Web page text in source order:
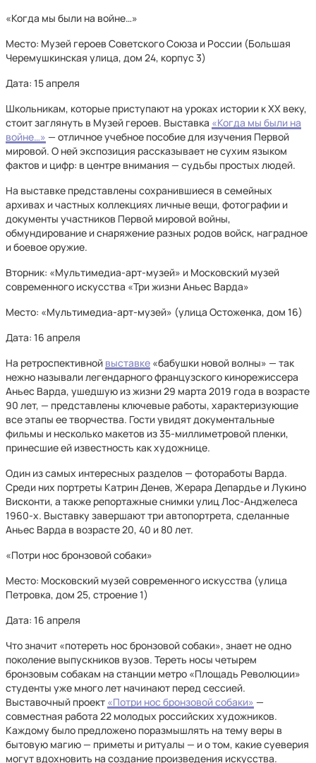
«Когда мы были на войне…»
Место: Музей героев Советского Союза и России (Большая
Черемушкинская улица, дом 24, корпус 3)
Дата: 15 апреля
Школьникам, которые приступают на уроках истории к ХХ веку,
стоит заглянуть в Музей героев. Выставка «Когда мы были на
войне…» — отличное учебное пособие для изучения Первой
мировой. О ней экспозиция рассказывает не сухим языком
фактов и цифр: в центре внимания — судьбы простых людей.
На выставке представлены сохранившиеся в семейных
архивах и частных коллекциях личные вещи, фотографии и
документы участников Первой мировой войны,
обмундирование и снаряжение разных родов войск, наградное
и боевое оружие.
Вторник: «Мультимедиа-арт-музей» и Московский музей
современного искусства «Три жизни Аньес Варда»
Место: «Мультимедиа-арт-музей» (улица Остоженка, дом 16)
Дата: 16 апреля
На ретроспективной выставке «бабушки новой волны» — так
нежно называли легендарного французского кинорежиссера
Аньес Варда, ушедшую из жизни 29 марта 2019 года в возрасте
90 лет, — представлены ключевые работы, характеризующие
все этапы ее творчества. Гости увидят документальные
фильмы и несколько макетов из 35-миллиметровой пленки,
принесшие ей известность как художнице.
Один из самых интересных разделов — фотоработы Варда.
Среди них портреты Катрин Денев, Жерара Депардье и Лукино
Висконти, а также репортажные снимки улиц Лос-Анджелеса
1960-х. Выставку завершают три автопортрета, сделанные
Аньес Варда в возрасте 20, 40 и 80 лет.
«Потри нос бронзовой собаки»
Место: Московский музей современного искусства (улица
Петровка, дом 25, строение 1)
Дата: 16 апреля
Что значит «потереть нос бронзовой собаки», знает не одно
поколение выпускников вузов. Тереть носы четырем
бронзовым собакам на станции метро «Площадь Революции»
студенты уже много лет начинают перед сессией.
Выставочный проект «Потри нос бронзовой собаки» —
совместная работа 22 молодых российских художников.
Каждому было предложено поразмышлять на тему веры в
бытовую магию — приметы и ритуалы — и о том, какие суеверия
могут вдохновить на создание произведения искусства.